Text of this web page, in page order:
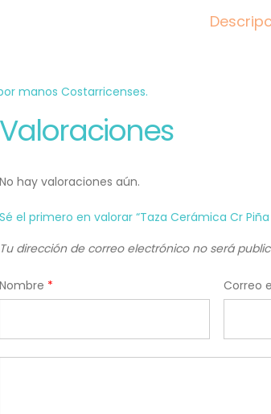
manos Costarricenses.
Valoraciones
No hay valoraciones aún.
Sé el primero en valorar “Taza Cerámica Cr
Tu dirección de correo electrónico no será
Nombre * Correo